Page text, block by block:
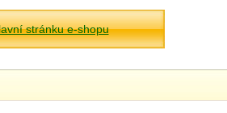
stránku e-shopu